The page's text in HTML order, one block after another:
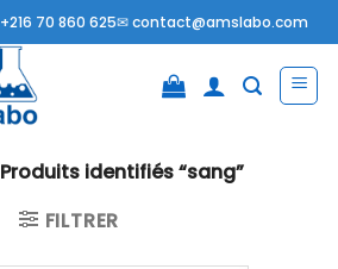
+216 70 860 625✉contact@amslabo.com
Produits identifiés “sang”
FILTRER